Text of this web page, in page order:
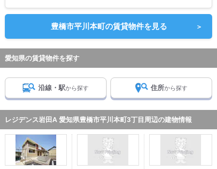
豊橋市平川本町の賃貸物件を見る ＞
愛知県の賃貸物件を探す
沿線・駅から探す 住所から探す
レジデンス岩田A 愛知県豊橋市平川本町3丁目周辺の建物情報